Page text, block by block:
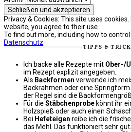
Privacy & Cookies: This site uses
website, you agree to their use.
To find out more, including how to control
Datenschutz
TIPPS &
Ich backe alle Rezepte mit Ober-/
im Rezept explizit angegeben.
Als Backformen verwende ich
Backrahmen oder eine
der Regel sind die
Für die Stäbchenprobe könnt ihr
Holzspieß oder auch einen
Bei Hefeteigen reibe ich die
das Mehl. Das funktioniert sehr